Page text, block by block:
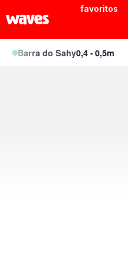
favoritos
do Sahy 0,4 - 0,5m